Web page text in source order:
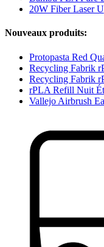
20W Fiber Laser
Nouveaux produits:
Protopasta Red
Recycling Fabrik
Recycling Fabrik
rPLA Refill Nuit
Vallejo Airbrush